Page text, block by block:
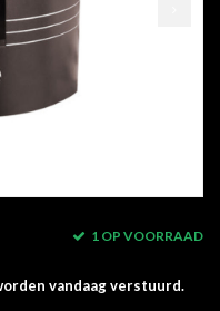
1 OP VOORRAAD
vandaag verstuurd.